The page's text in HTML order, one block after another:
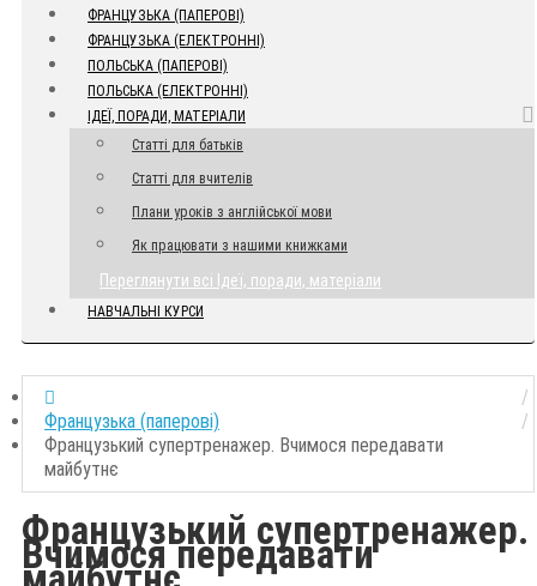
ФРАНЦУЗЬКА (ПАПЕРОВІ)
ФРАНЦУЗЬКА (ЕЛЕКТРОННІ)
ПОЛЬСЬКА (ПАПЕРОВІ)
ПОЛЬСЬКА (ЕЛЕКТРОННІ)
ІДЕЇ, ПОРАДИ, МАТЕРІАЛИ
Статті для батьків
Статті для вчителів
Плани уроків з англійської мови
Як працювати з нашими книжками
Переглянути всі Ідеї, поради, матеріали
НАВЧАЛЬНІ КУРСИ
Французька (паперові)
Французький супертренажер. Вчимося передавати
майбутнє
Французький супертренажер.
Вчимося передавати